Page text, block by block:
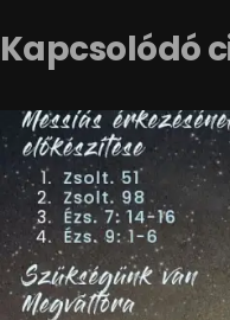
Kapcsolódó